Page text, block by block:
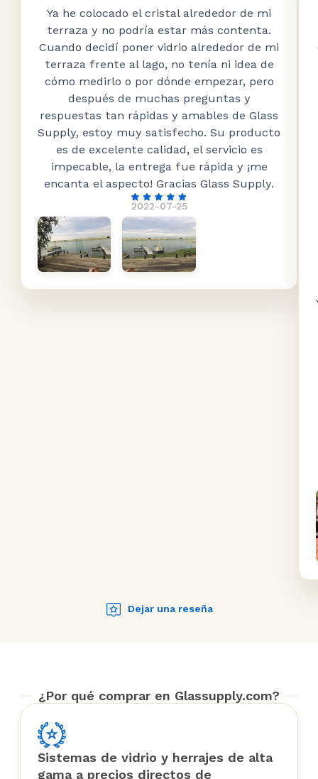
2022-07-25
Ya he colocado el cristal alrededor de mi
terraza y no podría estar más contenta.
Cuando decidí poner vidrio alrededor de mi
terraza frente al lago, no tenía ni idea de
cómo medirlo o por dónde empezar, pero
después de muchas preguntas y
respuestas tan rápidas y amables de Glass
Supply, estoy muy satisfecho. Su producto
es de excelente calidad, el servicio es
impecable, la entrega fue rápida y ¡me
encanta el aspecto! Gracias Glass Supply.
Dejar una reseña
¿Por qué comprar en Glassupply.com?
Sistemas de vidrio y herrajes de alta
gama a precios directos de